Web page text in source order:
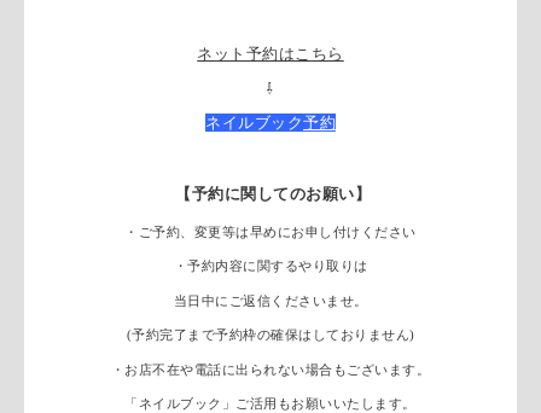
ネット予約はこちら
⇩
ネイルブック予約
【予約に関してのお願い】
・ご予約、変更等は早めにお申し付けください
・予約内容に関するやり取りは
当日中にご返信くださいませ。
(予約完了まで予約枠の確保はしておりません)
・お店不在や電話に出られない場合もございます。
「ネイルブック」ご活用もお願いいたします。